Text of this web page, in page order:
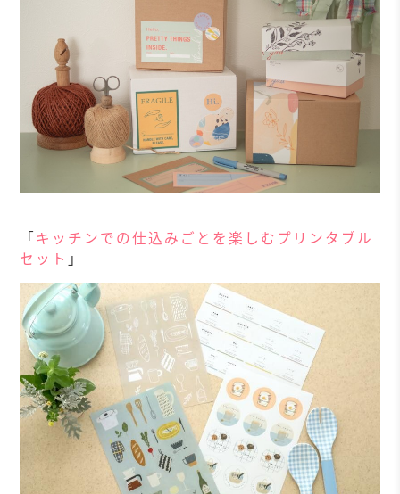
「キッチンでの仕込みごとを楽しむプリンタブル
セット 」